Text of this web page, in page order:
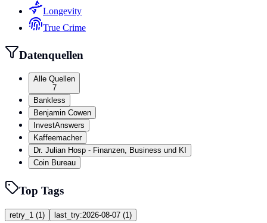
Longevity
True Crime
Datenquellen
Alle Quellen
7
Bankless
Benjamin Cowen
InvestAnswers
Kaffeemacher
Dr. Julian Hosp - Finanzen, Business und KI
Coin Bureau
Top Tags
retry_1 (1 ) last_try:2026-08-07 (1 )